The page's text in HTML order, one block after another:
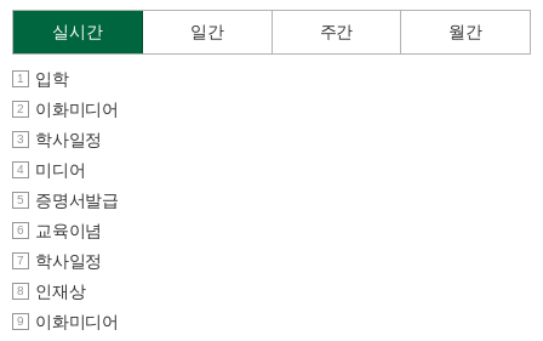
실시간 일간 주간 월간
1 입학
2 이화미디어
3 학사일정
4 미디어
5 증명서발급
6 교육이념
7 학사일정
8 인재상
9 이화미디어